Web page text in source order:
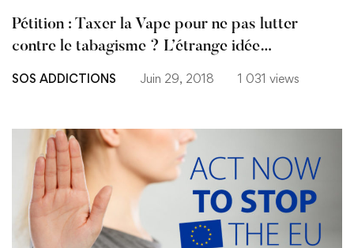
Pétition : Taxer la Vape pour ne pas lutter
contre le tabagisme ? L’étrange idée…
SOS ADDICTIONS Juin 29, 2018 1 031 views